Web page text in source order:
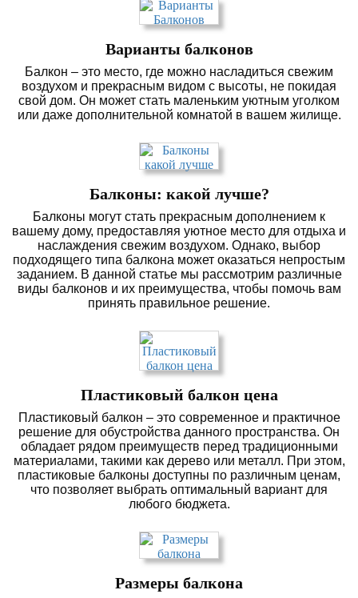
Варианты балконов
Балкон – это место, где можно насладиться свежим
воздухом и прекрасным видом с высоты, не покидая
свой дом. Он может стать маленьким уютным уголком
или даже дополнительной комнатой в вашем жилище.
Балконы: какой лучше?
Балконы могут стать прекрасным дополнением к
вашему дому, предоставляя уютное место для отдыха и
наслаждения свежим воздухом. Однако, выбор
подходящего типа балкона может оказаться непростым
заданием. В данной статье мы рассмотрим различные
виды балконов и их преимущества, чтобы помочь вам
принять правильное решение.
Пластиковый балкон цена
Пластиковый балкон – это современное и практичное
решение для обустройства данного пространства. Он
обладает рядом преимуществ перед традиционными
материалами, такими как дерево или металл. При этом,
пластиковые балконы доступны по различным ценам,
что позволяет выбрать оптимальный вариант для
любого бюджета.
Размеры балкона